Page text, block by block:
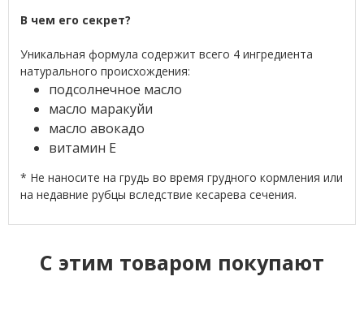
В чем его секрет?
Уникальная формула содержит всего 4 ингредиента
натурального происхождения:
подсолнечное масло
масло маракуйи
масло авокадо
витамин E
* Не наносите на грудь во время грудного кормления или
на недавние рубцы вследствие кесарева сечения.
C этим товаром покупают